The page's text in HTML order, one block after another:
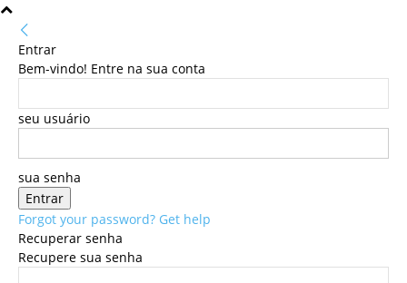
Entrar
Bem-vindo! Entre na sua conta
seu usuário
sua senha
Forgot your password? Get help
Recuperar senha
Recupere sua senha